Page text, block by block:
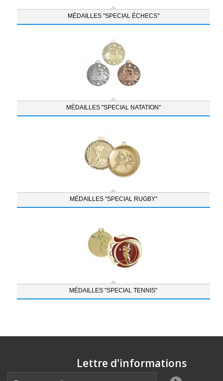
MÉDAILLES "SPECIAL ÉCHECS"
MÉDAILLES "SPECIAL NATATION"
MÉDAILLES "SPECIAL RUGBY"
MÉDAILLES "SPECIAL TENNIS"
Lettre d'informations